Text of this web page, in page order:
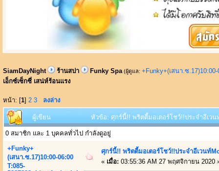
SiamDayNight ร้านสปา Funky Spa (ผู้ดูแล: +Funky+(เสนา.ซ
เอ็กซ์เซ็กซี่ เสน่ห์ร้อนแรง
หน้า: [1] 2 3 ลงล่าง
ผู้เขียน หัวข้อ: ศุกร์นี้!! พริตตี้มอเตอร์โชว์!!ประจำอีเว
0 สมาชิก และ 1 บุคคลทั่วไป กำลังดูอยู่
+Funky+
(เสนา.ซ.17)10:00-06:00
T:085-
ศุกร์นี้!! พริตตี้มอเตอร์โชว์!!ประจำอีเวนท์
« เมื่อ: 03:55:36 AM 27 พฤศจิกายน 2020